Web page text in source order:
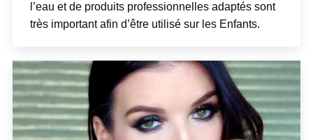
l’eau et de produits professionnelles adaptés sont
très important afin d’être utilisé sur les Enfants.